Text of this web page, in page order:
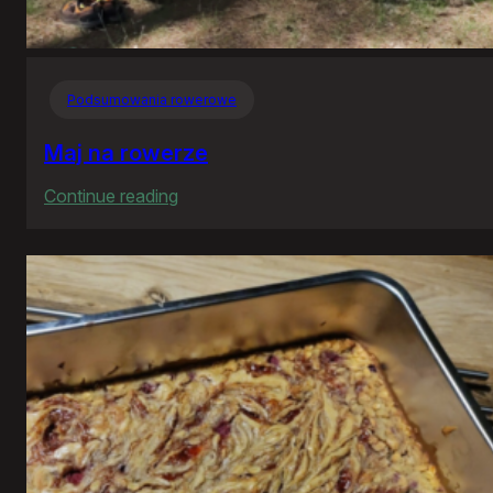
Podsumowania rowerowe
Maj na rowerze
Continue reading
na
rowerze